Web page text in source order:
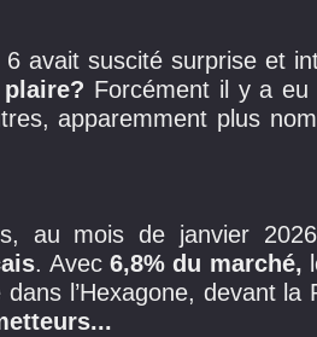
avait suscité surprise et
Forcément il y a eu
apparemment plus
au mois de janvier
. Avec6,8% du marché,
l’Hexagone, devant la